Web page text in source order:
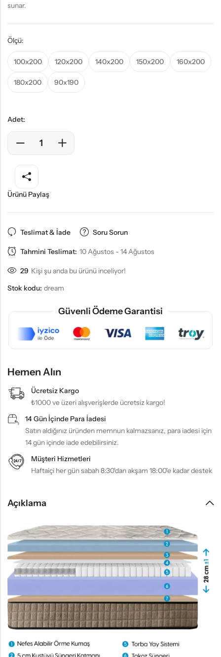
sunar.
Ölçü:
100x200 120x200 140x200 150x200 160x200
180x200 90x190
Adet:
Ürünü Paylaş
Teslimat & İade Soru Sorun
Tahmini Teslimat: 10 Ağustos - 14 Ağustos
29 Kişi şu anda bu ürünü inceliyor!
Stok kodu: dream
Güvenli Ödeme Garantisi
Hemen Alın
Ücretsiz Kargo
₺1000 ve üzeri alışverişlerde ücretsiz kargo!
14 Gün İçinde Para İadesi
Satın aldığınız üründen memnun kalmazsanız, para iadesi için
14 gün içinde iade edebilirsiniz.
Müşteri Hizmetleri
Haftaiçi her gün sabah 8:30'dan akşam 18:00'e kadar destek
Açıklama